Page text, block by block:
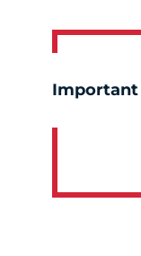
Important